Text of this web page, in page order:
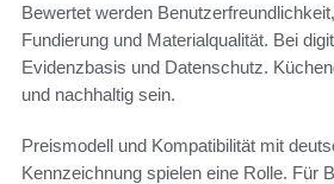
Bewertet werden
Fundierung und Materialqualität. Bei
Evidenzbasis und Datenschutz.
und nachhaltig sein.
Preismodell und Kompatibilität mit
Kennzeichnung spielen eine Rolle. Für